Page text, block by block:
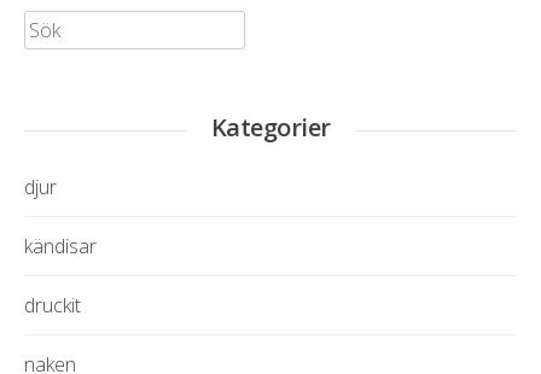
Sök:
Kategorier
djur
kändisar
druckit
naken